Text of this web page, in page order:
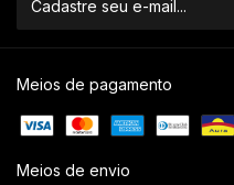
Meios de pagamento
Meios de envio